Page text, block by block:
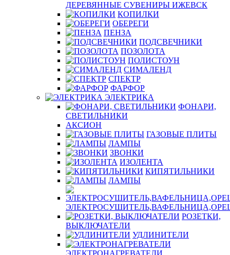
ДЕРЕВЯННЫЕ СУВЕНИРЫ ИЖЕВСК
КОПИЛКИ
ОБЕРЕГИ
ПЕНЗА
ПОДСВЕЧНИКИ
ПОЗОЛОТА
ПОЛИСТОУН
СИМАЛЕНД
СПЕКТР
ФАРФОР
ЭЛЕКТРИКА
ФОНАРИ,
СВЕТИЛЬНИКИ
АКСИОН
ГАЗОВЫЕ ПЛИТЫ
ЛАМПЫ
ЗВОНКИ
ИЗОЛЕНТА
КИПЯТИЛЬНИКИ
ЛАМПЫ
РОЗЕТКИ,
ВЫКЛЮЧАТЕЛИ
УДЛИНИТЕЛИ
ЭЛЕКТРОНАГРЕВАТЕЛИ